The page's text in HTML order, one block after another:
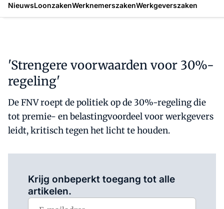
NieuwsLoonzakenWerknemerszakenWerkgeverszaken
'Strengere voorwaarden voor 30%-
regeling'
De FNV roept de politiek op de 30%-regeling die
tot premie- en belastingvoordeel voor werkgevers
leidt, kritisch tegen het licht te houden.
Krijg onbeperkt toegang tot alle
artikelen.